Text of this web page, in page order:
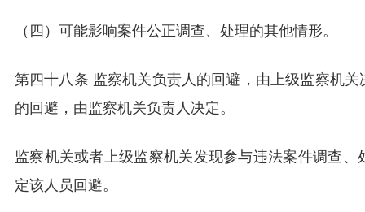
（四）可能影响案件公正调查、处理的其他情形。
第四十八条 监察机关负责人的回避，由上级监察机
的回避，由监察机关负责人决定。
监察机关或者上级监察机关发现参与违法案件调查
定该人员回避。